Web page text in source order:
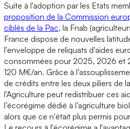
Suite à l'adoption par les Etats
proposition de la Commission
ciblés de la Pac, la Fnab
France dispose de nouvelles
l'enveloppe de reliquats d'aides
consommées pour 2025, 2026 et
120 M€/an. Grâce à
de crédits entre les deux piliers de
l'Agriculture peut redistribuer ces
l’écorégime dédié à l’agriculture
alors que ce n'était plus permis